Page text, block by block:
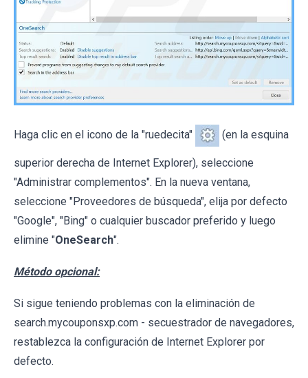
Haga clic en el icono de la "ruedecita" (en la esquina
superior derecha de Internet Explorer), seleccione
"Administrar complementos". En la nueva ventana,
seleccione "Proveedores de búsqueda", elija por defecto
"Google", "Bing" o cualquier buscador preferido y luego
elimine "OneSearch".
Método opcional:
Si sigue teniendo problemas con la eliminación de
search.mycouponsxp.com - secuestrador de navegadores,
restablezca la configuración de Internet Explorer por
defecto.